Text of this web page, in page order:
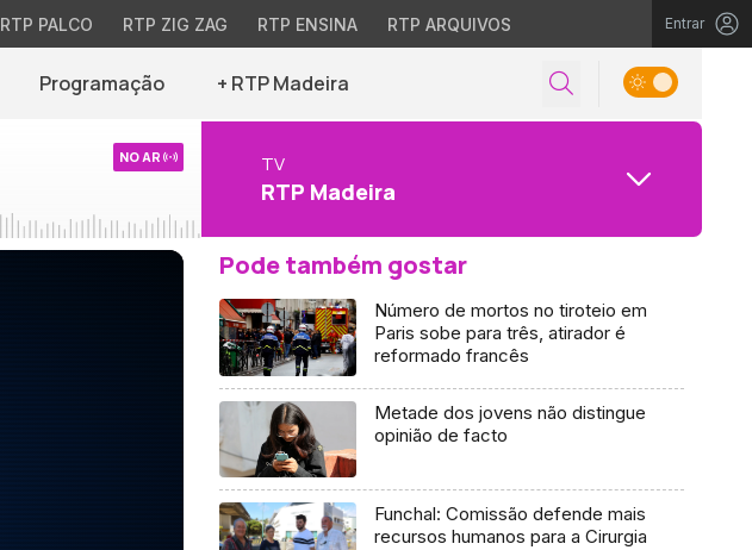
RTP PALCO RTP ZIG ZAG RTP ENSINA RTP ARQUIVOS Entrar
Programação + RTP Madeira
NO AR TV
RTP Madeira
Pode também gostar
Número de mortos no tiroteio em
Paris sobe para três, atirador é
reformado francês
Metade dos jovens não distingue
opinião de facto
Funchal: Comissão defende mais
recursos humanos para a Cirurgia